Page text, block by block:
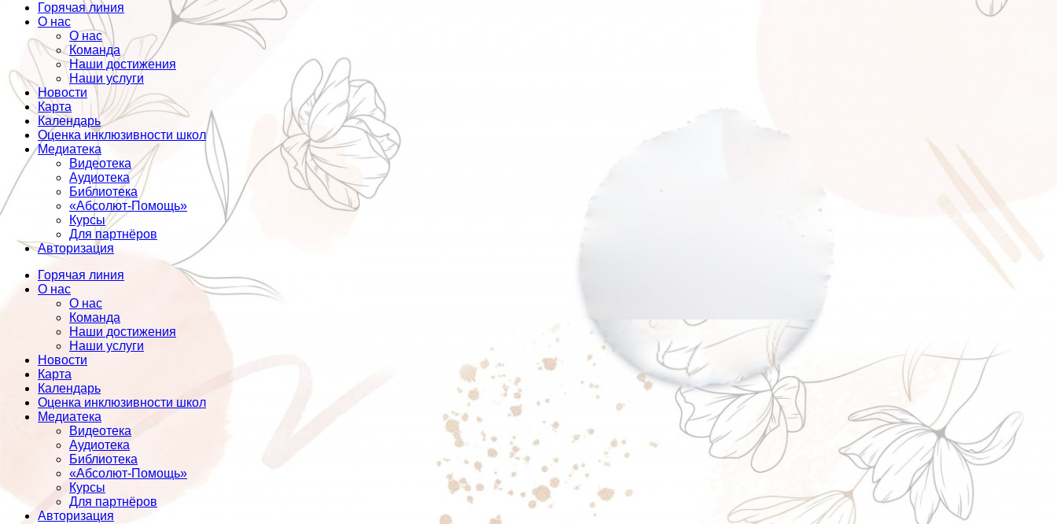
Горячая линия
О нас
О нас
Команда
Наши достижения
Наши услуги
Новости
Карта
Календарь
Оценка инклюзивности школ
Медиатека
Видеотека
Аудиотека
Библиотека
«Абсолют-Помощь»
Курсы
Для партнёров
Авторизация
Горячая линия
О нас
О нас
Команда
Наши достижения
Наши услуги
Новости
Карта
Календарь
Оценка инклюзивности школ
Медиатека
Видеотека
Аудиотека
Библиотека
«Абсолют-Помощь»
Курсы
Для партнёров
Авторизация